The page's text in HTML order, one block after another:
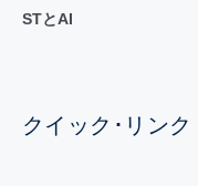
STとAI
クイック･リンク